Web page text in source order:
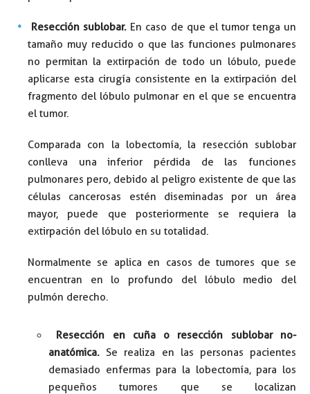
Resección sublobar. En caso de que el tumor tenga un
tamaño muy reducido o que las funciones pulmonares
no permitan la extirpación de todo un lóbulo, puede
aplicarse esta cirugía consistente en la extirpación del
fragmento del lóbulo pulmonar en el que se encuentra
el tumor.
Comparada con la lobectomía, la resección sublobar
conlleva una inferior pérdida de las funciones
pulmonares pero, debido al peligro existente de que las
células cancerosas estén diseminadas por un área
mayor, puede que posteriormente se requiera la
extirpación del lóbulo en su totalidad.
Normalmente se aplica en casos de tumores que se
encuentran en lo profundo del lóbulo medio del
pulmón derecho.
Resección en cuña o resección sublobar no-
anatómica. Se realiza en las personas pacientes
demasiado enfermas para la lobectomía, para los
pequeños tumores que se localizan